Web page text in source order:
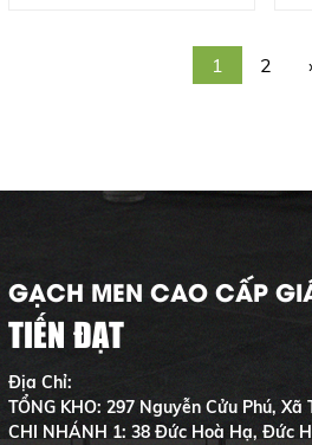
1 2
GẠCH MEN CAO CẤP
TIẾN ĐẠT
Địa Chỉ:
TỔNG KHO: 297 Nguyễn Cửu Phú, Xã
CHI NHÁNH 1: 38 Đức Hoà Hạ, Đức